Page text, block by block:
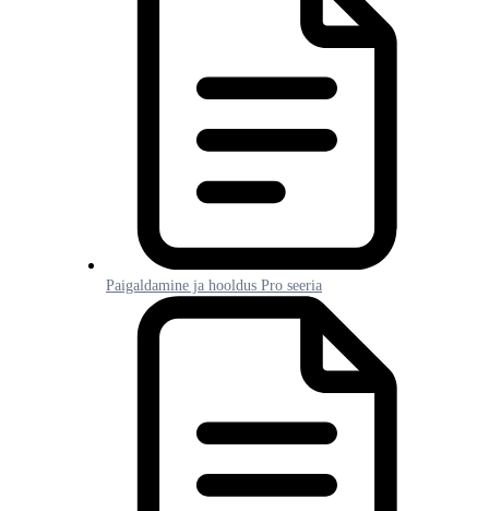
Paigaldamine ja hooldus Pro seeria